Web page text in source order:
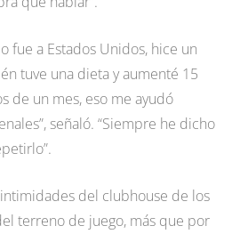
fue a Estados Unidos, hice un
tuve una dieta y aumenté 15
de un mes, eso me ayudó
señaló. “Siempre he dicho
del clubhouse de los
terreno de juego, más que por